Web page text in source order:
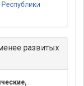
развитых